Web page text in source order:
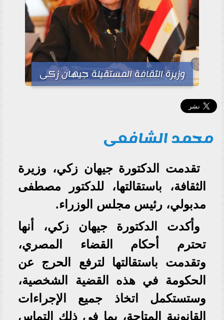
وزيرة الثقافة المستقيلة جيهان زكى
محمد الشافعى
تقدمت الدكتورة جيهان زكي، وزيرة
الثقافة، باستقالتها، للدكتور مصطفى
مدبولي، رئيس مجلس الوزراء.
وأكدت الدكتورة جيهان زكي، أنها
تحترم أحكام القضاء المصري،
وتقدمت باستقالتها لترفع الحرج عن
الحكومة في هذه القضية الشخصية،
وستستكمل اتخاذ جميع الإجراءات
القانونية المتاحة، بما فى ذلك التماس